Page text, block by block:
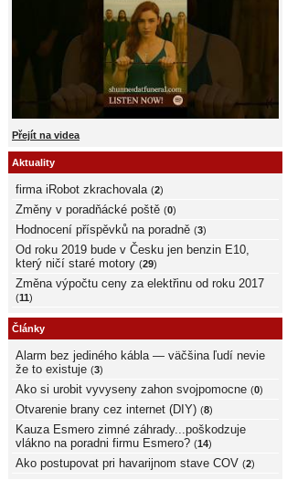
Přejít na videa
Aktuality
firma iRobot zkrachovala (2)
Změny v poradňácké poště (0)
Hodnocení příspěvků na poradně (3)
Od roku 2019 bude v Česku jen benzin E10,
který ničí staré motory (29)
Změna výpočtu ceny za elektřinu od roku 2017
(11)
Články
Alarm bez jediného kábla — väčšina ľudí nevie
že to existuje (3)
Ako si urobit vyvyseny zahon svojpomocne (0)
Otvarenie brany cez internet (DIY) (8)
Kauza Esmero zimné záhrady...poškodzuje
vlákno na poradni firmu Esmero? (14)
Ako postupovat pri havarijnom stave COV (2)